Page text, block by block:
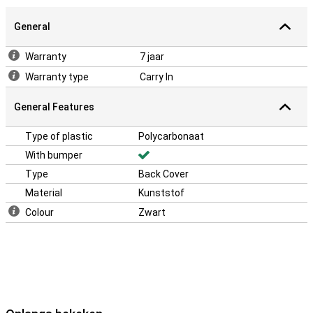
General
Warranty
7 jaar
Warranty type
Carry In
General Features
Type of plastic
Polycarbonaat
With bumper
Type
Back Cover
Material
Kunststof
Colour
Zwart